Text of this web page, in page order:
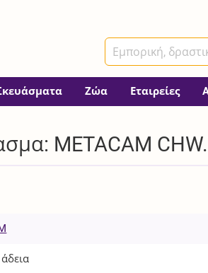
Ζώα Εταιρείες
METACAM